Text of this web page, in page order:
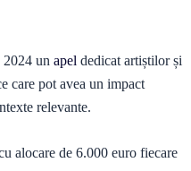
un apel dedicat artiștilor și
care pot avea un impact
relevante.
alocare de 6.000 euro fiecare